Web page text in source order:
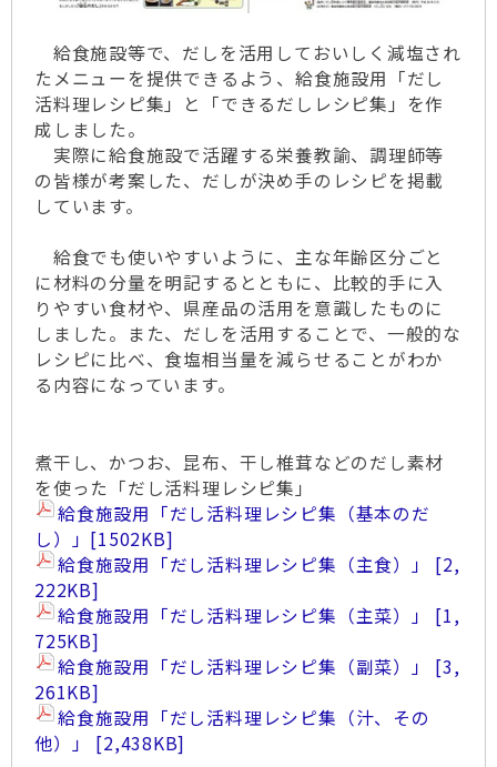
給食施設等で、だしを活用しておいしく減塩され
たメニューを提供できるよう、給食施設用「だし
活料理レシピ集」と「できるだしレシピ集」を作
成しました。
実際に給食施設で活躍する栄養教諭、調理師等
の皆様が考案した、だしが決め手のレシピを掲載
しています。
給食でも使いやすいように、主な年齢区分ごと
に材料の分量を明記するとともに、比較的手に入
りやすい食材や、県産品の活用を意識したものに
しました。また、だしを活用することで、一般的な
レシピに比べ、食塩相当量を減らせることがわか
る内容になっています。
煮干し、かつお、昆布、干し椎茸などのだし素材
を使った「だし活料理レシピ集」
給食施設用「だし活料理レシピ集（基本のだ
し）」 [1502KB]
給食施設用「だし活料理レシピ集（主食）」
2,
222KB
給食施設用「だし活料理レシピ集（主菜）」
1,
725KB
給食施設用「だし活料理レシピ集（副菜）」
3,
261KB
給食施設用「だし活料理レシピ集（汁、その
他）」
2,438KB